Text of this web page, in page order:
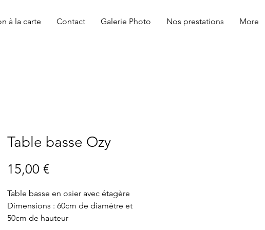
à la carte Contact Galerie Photo Nos prestations More
Table basse Ozy
15,00 €Prix
Table basse en osier avec étagère
Dimensions : 60cm de diamètre et
50cm de hauteur